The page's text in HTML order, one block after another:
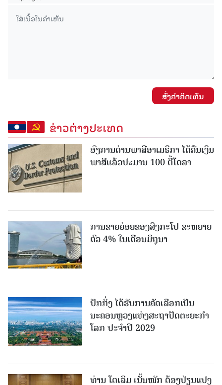
ສົ່ງຄໍາຄິດເຫັນ
ຂ່າວຕ່າງປະເທດ
ອົງການດ່ານພາສີອາເມຣິກາ ໄດ້ຄືນເງິນ
ພາສີແລ້ວປະມານ 100 ຕື້ໂດລາ
ການຂາຍຍ່ອຍຂອງສິງກະໂປ ຂະຫຍາຍ
ຕົວ 4% ໃນເດືອນມິຖຸນາ
ປັກກິ່ງ ໄດ້ຮັບການຄັດເລືອກເປັນ
ນະຄອນຫຼວງແຫ່ງສະຖາປັດຕະຍະກຳ
ໂລກ ປະຈຳປີ 2029
ທ່ານ ໂຕ​ເລິມ ເນັ້ນໜັກ ຕ້ອງ​ປ່ຽນ​ແປງ​